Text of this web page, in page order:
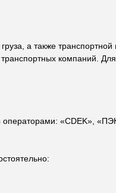
а также
компаний.
«CDEK»,